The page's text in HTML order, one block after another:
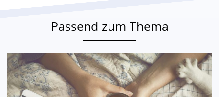
Passend zum Thema